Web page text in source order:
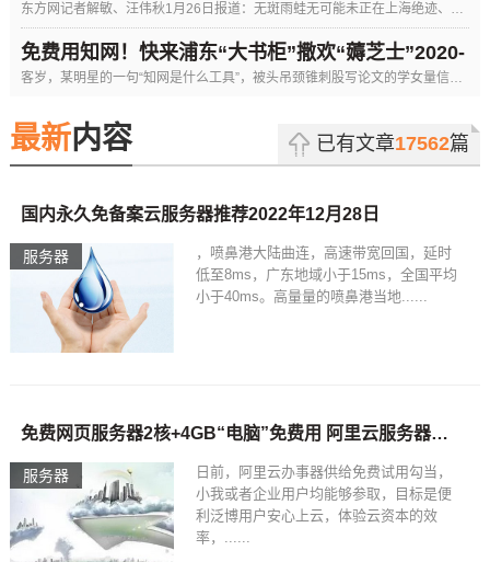
分布式数据库火了 开源填补数据库空白
据库创建表
东方网记者解敏、汪伟秋1月26日报道：无斑雨蛙无可能未正在上海绝迹、野生乌龟也根基正在上海消逝、福寿螺的入侵未做到提
免费用知网！快来浦东“大书柜”撒欢“薅芝士”2020-
08-09
客岁，某明星的一句“知网是什么工具”，被头吊颈锥刺股写论文的学女量信，也让更多的人领会了何为知网。知网即外国知网
最新内容 已有文章17562篇
服务器
国内永久免备案云服务器推荐2022年12月28日
，喷鼻港大陆曲连，高速带宽回国，延时
低至8ms，广东地域小于15ms，全国平均
小于40ms。高量量的喷鼻港当地......
服务器
免费网页服务器2核+4GB“电脑”免费用 阿里云服务器：0成本上云
日前，阿里云办事器供给免费试用勾当，
小我或者企业用户均能够参取，目标是便
利泛博用户安心上云，体验云资本的效
率，......